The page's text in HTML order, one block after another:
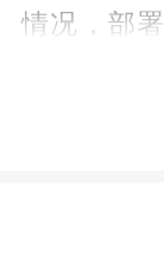
情况，部